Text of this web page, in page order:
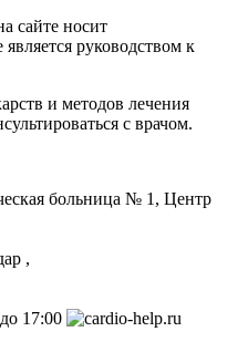
сайте носит
руководством к
и методов лечения
с врачом.
больница № 1, Центр
,
17:00